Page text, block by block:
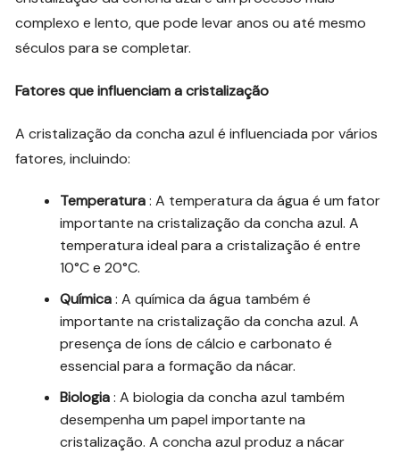
complexo e lento, que pode levar anos ou até mesmo
séculos para se completar.
Fatores que influenciam a cristalização
A cristalização da concha azul é influenciada por vários
fatores, incluindo:
Temperatura: A temperatura da água é um fator
importante na cristalização da concha azul. A
temperatura ideal para a cristalização é entre
10°C e 20°C.
Química: A química da água também é
importante na cristalização da concha azul. A
presença de íons de cálcio e carbonato é
essencial para a formação da nácar.
Biologia: A biologia da concha azul também
desempenha um papel importante na
cristalização. A concha azul produz a nácar